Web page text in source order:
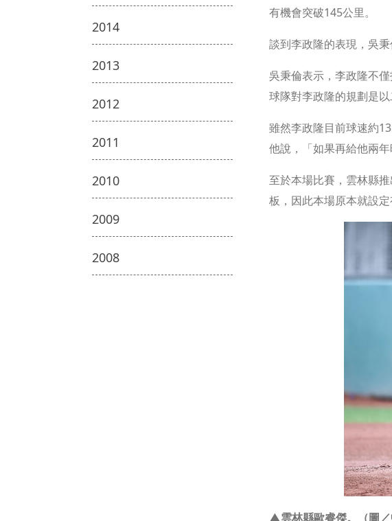
2014
2013
2012
2011
2010
2009
2008
有機會突破145公里。
談到李政隆的表現，吳
吳秉倫表示，李政隆不
球隊對李政隆的規劃是
雖然李政隆目前球速約
他說，「如果再給他兩
至於本場比賽，雲林縣
板，因此本場原本就設
▲雲林縣歐睿傑。（圖／